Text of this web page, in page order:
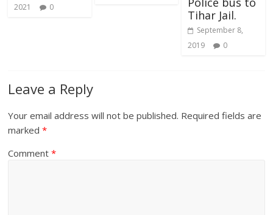
2021
0
Tihar Jail.
September 8,
2019
0
Leave a Reply
Your email address will not be published. Required fields are
marked*
Comment*